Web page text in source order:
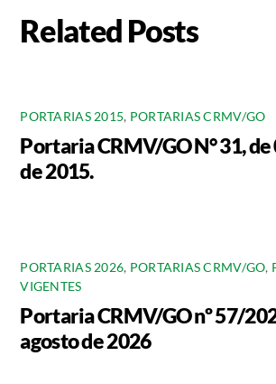
Related Posts
PORTARIAS 2015, PORTARIAS CRMV/GO
Portaria CRMV/GO N° 31, de
de 2015.
PORTARIAS 2026, PORTARIAS CRMV/GO,
VIGENTES
Portaria CRMV/GO nº 57/
agosto de 2026